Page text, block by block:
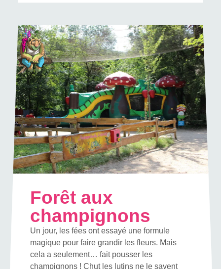
Forêt aux
champignons
Un jour, les fées ont essayé une formule
magique pour faire grandir les fleurs. Mais
cela a seulement… fait pousser les
champignons ! Chut les lutins ne le savent